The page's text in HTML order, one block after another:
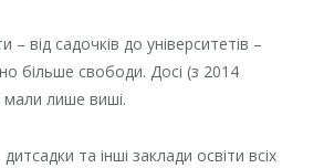
– від садочків до університетів –
більше свободи. Досі (з 2014
лише виші.
та інші заклади освіти всіх